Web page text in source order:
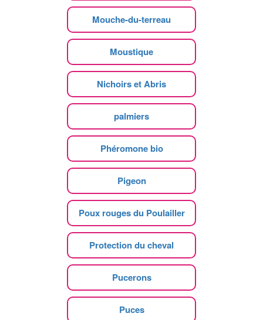
Mouche-du-terreau
Moustique
Nichoirs et Abris
palmiers
Phéromone bio
Pigeon
Poux rouges du Poulailler
Protection du cheval
Pucerons
Puces